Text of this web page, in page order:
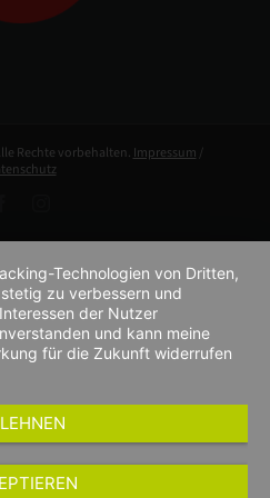
Rechte vorbehalten. Impressum /
Technologien von Dritten,
zu verbessern und
der Nutzer
und kann meine
für die Zukunft widerrufen